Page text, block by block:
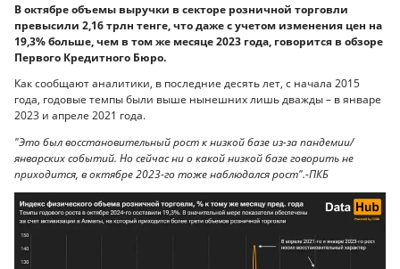
В октябре объемы выручки в секторе розничной торговли
превысили 2,16 трлн тенге, что даже с учетом изменения цен на
19,3% больше, чем в том же месяце 2023 года, говорится в обзоре
Первого Кредитного Бюро.
Как сообщают аналитики, в последние десять лет, с начала 2015
года, годовые темпы были выше нынешних лишь дважды – в январе
2023 и апреле 2021 года.
"Это был восстановительный рост к низкой базе из-за пандемии/
январских событий. Но сейчас ни о какой низкой базе говорить не
приходится, в октябре 2023-го тоже наблюдался рост".-ПКБ